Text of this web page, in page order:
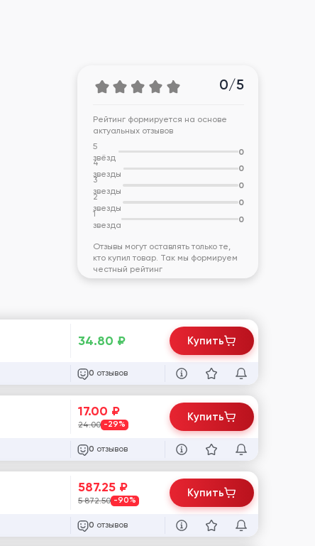
0/5
Рейтинг формируется на основе
актуальных отзывов
5
звёзд
0
4
звезды
0
3
звезды
0
2
звезды
0
1
звезда
0
Отзывы могут оставлять только те,
кто купил товар. Так мы формируем
честный рейтинг
34.80 ₽
0 отзывов
Купить
17.00 ₽
24.00 -29%
0 отзывов
Купить
587.25 ₽
5 872.50 -90%
0 отзывов
Купить